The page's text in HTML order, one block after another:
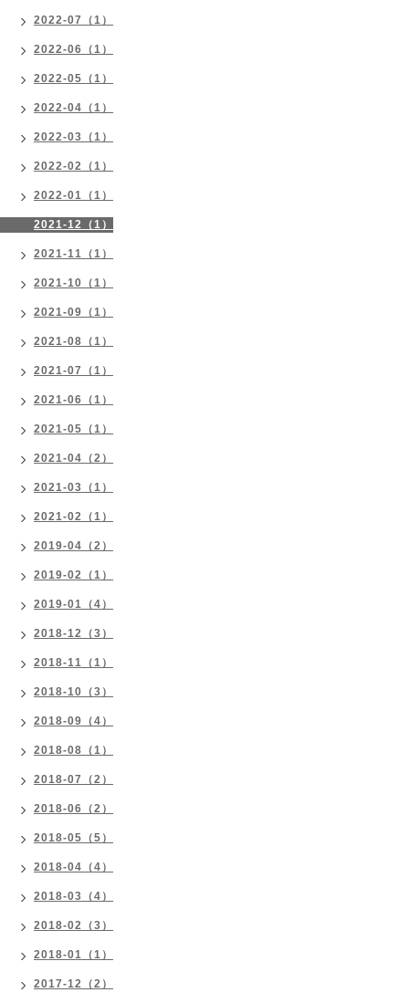
2022-07（1）
2022-06（1）
2022-05（1）
2022-04（1）
2022-03（1）
2022-02（1）
2022-01（1）
2021-12（1）
2021-11（1）
2021-10（1）
2021-09（1）
2021-08（1）
2021-07（1）
2021-06（1）
2021-05（1）
2021-04（2）
2021-03（1）
2021-02（1）
2019-04（2）
2019-02（1）
2019-01（4）
2018-12（3）
2018-11（1）
2018-10（3）
2018-09（4）
2018-08（1）
2018-07（2）
2018-06（2）
2018-05（5）
2018-04（4）
2018-03（4）
2018-02（3）
2018-01（1）
2017-12（2）